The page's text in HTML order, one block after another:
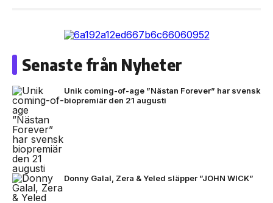
Senaste från Nyheter
Unik coming-of-age ”Nästan Forever” har svensk
biopremiär den 21 augusti
Donny Galal, Zera & Yeled släpper ”JOHN WICK”